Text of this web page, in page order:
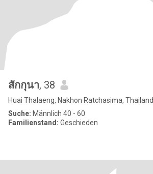
สักกุนา, 38
Huai Thalaeng, Nakhon Ratchasima, Thailand
Suche: Männlich 40 - 60
Familienstand: Geschieden